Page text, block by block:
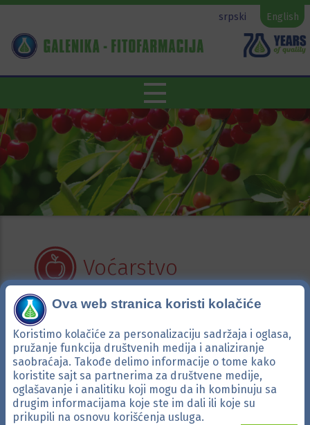
srpski English
Voćarstvo
Ova web stranica koristi kolačiće
Koristimo kolačiće za personalizaciju sadržaja i oglasa,
pružanje funkcija društvenih medija i analiziranje
saobraćaja. Takođe delimo informacije o tome kako
koristite sajt sa partnerima za društvene medije,
oglašavanje i analitiku koji mogu da ih kombinuju sa
drugim informacijama koje ste im dali ili koje su
prikupili na osnovu korišćenja usluga.